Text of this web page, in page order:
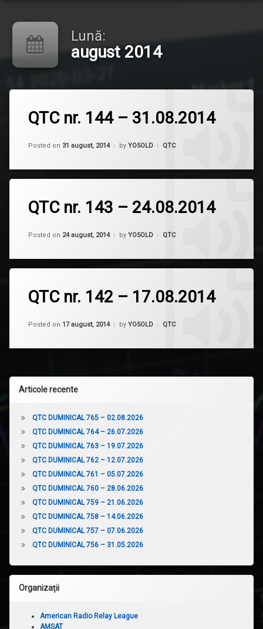
Lună:
august 2014
QTC nr. 144 – 31.08.2014
Posted on 31 august, 2014
Updated on 2 aprilie, 2015
by YO5OLD Categorii:
QTC
Lasă
comentariu
31.08.2014
QTC nr. 143 – 24.08.2014
Posted on 24 august, 2014
Updated on 13 aprilie, 2023
by YO5OLD Categorii:
QTC
Lasă
comentariu
24.08.2014
QTC nr. 142 – 17.08.2014
Posted on 17 august, 2014
Updated on 13 aprilie, 2023
by YO5OLD Categorii:
QTC
Lasă
comentariu
17.08.2014
Articole recente
QTC DUMINICAL 765 – 02.08.2026
QTC DUMINICAL 764 – 26.07.2026
QTC DUMINICAL 763 – 19.07.2026
QTC DUMINICAL 762 – 12.07.2026
QTC DUMINICAL 761 – 05.07.2026
QTC DUMINICAL 760 – 28.06.2026
QTC DUMINICAL 759 – 21.06.2026
QTC DUMINICAL 758 – 14.06.2026
QTC DUMINICAL 757 – 07.06.2026
QTC DUMINICAL 756 – 31.05.2026
Organizații
American Radio Relay League
AMSAT